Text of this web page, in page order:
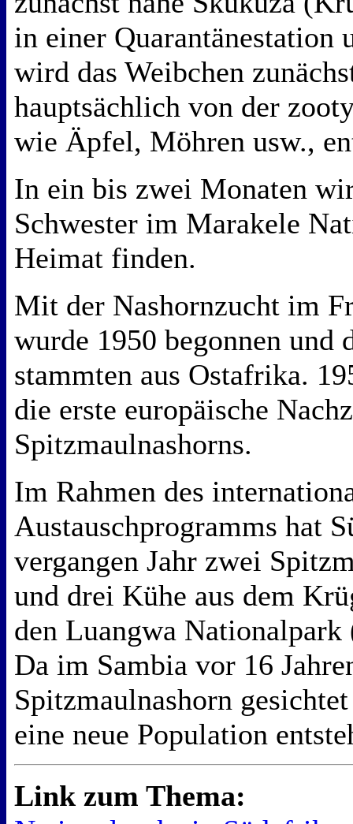
in einer Quarantänestation
wird das Weibchen
hauptsächlich von der
wie Äpfel, Möhren usw.,
In ein bis zwei Monaten
Schwester im Marakele
Heimat finden.
Mit der Nashornzucht im
wurde 1950 begonnen und
stammten aus Ostafrika.
die erste europäische
Spitzmaulnashorns.
Im Rahmen des
Austauschprogramms hat
vergangen Jahr zwei
und drei Kühe aus dem
den Luangwa
Da im Sambia vor 16
Spitzmaulnashorn
eine neue Population
Link zum Thema: